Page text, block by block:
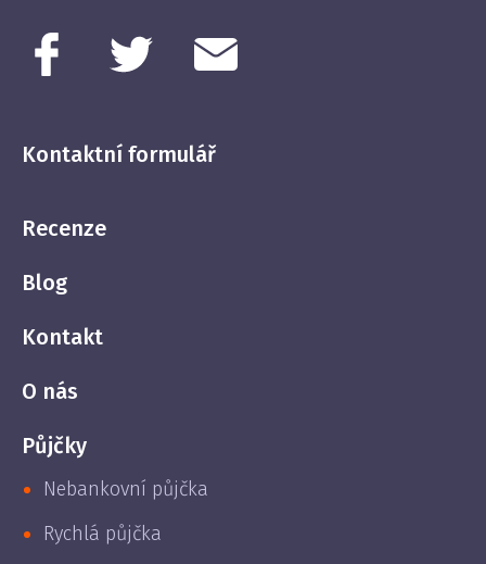
Kontaktní formulář
Recenze
Blog
Kontakt
O nás
Půjčky
Nebankovní půjčka
Rychlá půjčka